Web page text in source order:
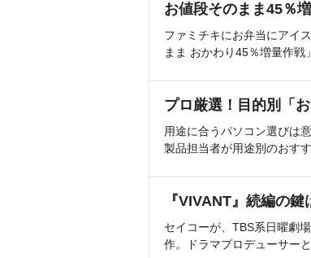
お値段そのまま45％
ファミチキにお弁当にアイ
まま おかわり45％増量作戦
プロ厳選！目的別「
用途に合うパソコン選びは
製品担当者が用途別のおす
『VIVANT』続編の
セイコーが、TBS系日曜劇
作。ドラマプロデューサー